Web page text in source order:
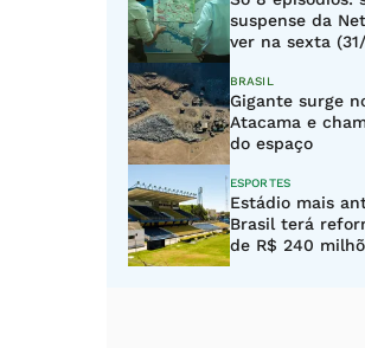
suspense da
ver na sexta
BRASIL
Gigante surge
Atacama e
do espaço
ESPORTES
Estádio mais
Brasil terá
de R$ 240